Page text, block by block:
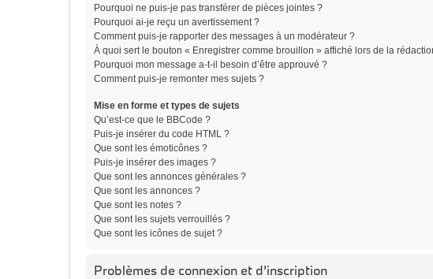
Pourquoi ne puis-je pas transférer de pièces jointes ?
Pourquoi ai-je reçu un avertissement ?
Comment puis-je rapporter des messages à un modérateur ?
À quoi sert le bouton « Enregistrer comme brouillon » affiché lors de la
Pourquoi mon message a-t-il besoin d’être approuvé ?
Comment puis-je remonter mes sujets ?
Mise en forme et types de sujets
Qu’est-ce que le BBCode ?
Puis-je insérer du code HTML ?
Que sont les émoticônes ?
Puis-je insérer des images ?
Que sont les annonces générales ?
Que sont les annonces ?
Que sont les notes ?
Que sont les sujets verrouillés ?
Que sont les icônes de sujet ?
Problèmes de connexion et d’inscription